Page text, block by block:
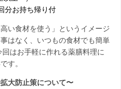
分お持ち帰り付
い食材を使う」というイメージ
はなく、いつもの食材でも簡単
はお手軽に作れる薬膳料理に
す。
大防止策について〜